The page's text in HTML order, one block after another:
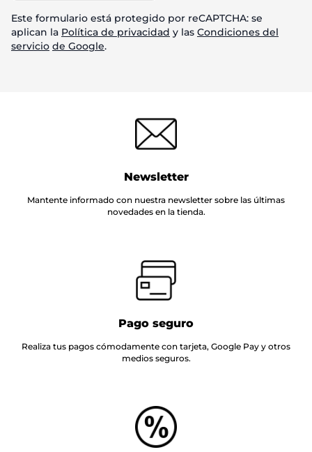
Este formulario está protegido por reCAPTCHA: se
aplican la Política de privacidad y las Condiciones del
servicio de Google.
Newsletter
Mantente informado con nuestra newsletter sobre las últimas
novedades en la tienda.
Pago seguro
Realiza tus pagos cómodamente con tarjeta, Google Pay y otros
medios seguros.